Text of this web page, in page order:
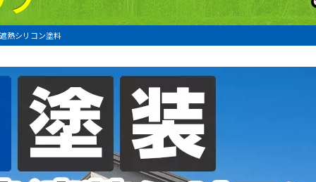
熱シリコン塗料